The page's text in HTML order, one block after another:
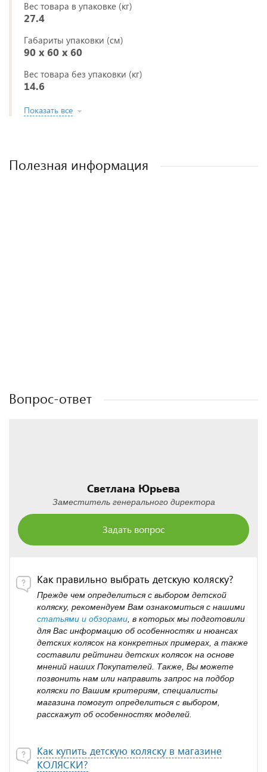
Вес товара в упаковке (кг)
27.4
Габариты упаковки (см)
90 x 60 x 60
Вес товара без упаковки (кг)
14.6
Показать все
Полезная информация
Вопрос-ответ
Светлана Юрьева
Заместитель генерального директора
Задать вопрос
Как правильно выбрать детскую коляску?
Прежде чем определиться с выбором детской
коляску, рекомендуем Вам ознакомиться с нашими
статьями и обзорами , в которых мы подготовили
для Вас информацию об особенностях и нюансах
детских колясок на конкретных примерах, а также
составили рейтинги детских колясок на основе
мнений наших Покупателей. Также, Вы можете
позвонить нам или направить запрос на подбор
коляски по Вашим критериям, специалисты
магазина помогут определиться с выбором,
расскажут об особенностях моделей.
Как купить детскую коляску в магазине
КОЛЯСКИ?